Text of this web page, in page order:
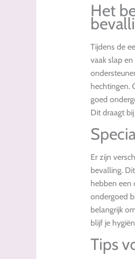
Het
Tijdens de
vaak slap
hechtingen.
goed
Dit draagt
Er zijn
bevalling.
hebben een
ondergoed
belangrijk
blijf je
Tips